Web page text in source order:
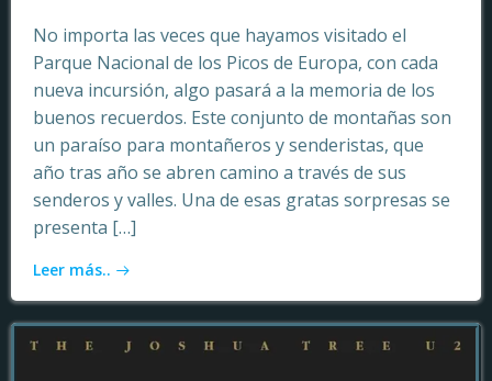
No importa las veces que hayamos visitado el
Parque Nacional de los Picos de Europa, con cada
nueva incursión, algo pasará a la memoria de los
buenos recuerdos. Este conjunto de montañas son
un paraíso para montañeros y senderistas, que
año tras año se abren camino a través de sus
senderos y valles. Una de esas gratas sorpresas se
presenta […]
Leer más..